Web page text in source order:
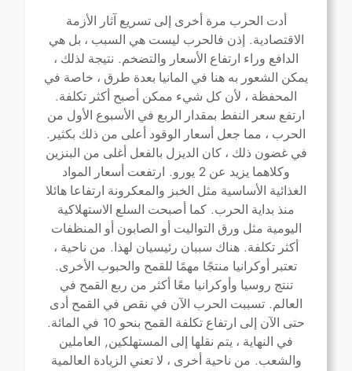
أدت الحرب مرة أخرى إلى تسريع آثار الأزمة
الاقتصادية. إذن فالحرب ليست هي السبب ، بل هي
الدافع وراء ارتفاع الأسعار والتضخم. نتيجة لذلك ،
يمكن الشعور به هنا في المانيا بعدة طرق ، خاصة في
المحفظة ، لأن كل شيء ممكن أصبح أكثر تكلفة.
ارتفع سعر النفط بمقدار الربع في الأسبوع الأول من
الحرب ، مما جعل أسعار الوقود أعلى من ذلك بكثير .
في غضون ذلك ، كان الديزل بالفعل أغلى من البنزين
وكلاهما يزيد عن 2 يورو.
ارتفعت أسعار المواد
الغذائية الأساسية مثل الخبز والمعكرونة ارتفاعا هائلا
منذ بداية الحرب. كما أصبحت السلع الاستهلاكية
اليومية مثل ورق التواليت أو الصابون أو المنظفات
أكثر تكلفة. هناك سببان رئيسيان لهذا . من ناحية ،
تعتبر أوكرانيا منتجًا مهمًا للقمح والحبوب الأخرى.
تنتج روسيا وأوكرانيا معًا أكثر من ربع القمح في
العالم. تسببت الحرب الآن في نقص في القمح أدى
حتى الآن إلى ارتفاع تكلفة القمح بنحو 10 في المائة.
في النهاية ، يتم نقلها إلى المستهلكين,
العاملين
والشعب. من ناحية أخرى ، لا تعني الزيادة العالمية